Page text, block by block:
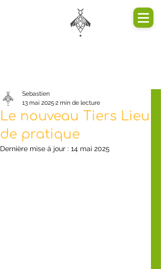
Le nouveau Tiers Lieu
de pratique
Sebastien
13 mai 2025 2 min de lecture
Dernière mise à jour : 14 mai 2025